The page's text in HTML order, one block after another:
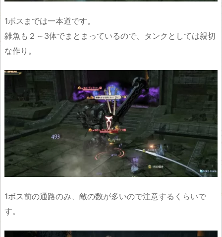
1ボスまでは一本道です。
雑魚も２～3体でまとまっているので、タンクとしては親切
な作り。
1ボス前の通路のみ、敵の数が多いので注意するくらいで
す。